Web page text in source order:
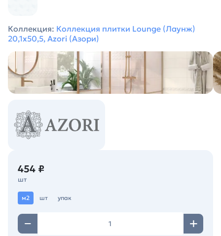
Коллекция: Коллекция плитки Lounge (Лаунж)
20,1х50,5, Azori (Азори)
454 ₽
шт
м2 шт упак